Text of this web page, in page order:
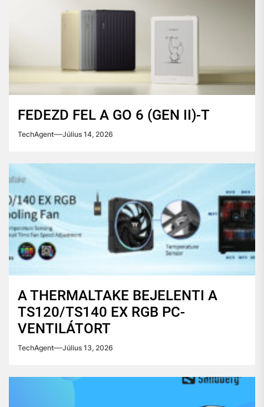
FEDEZD FEL A GO 6 (GEN II)-T
TechAgent Július 14, 2026
A THERMALTAKE BEJELENTI A
TS120/TS140 EX RGB PC-
VENTILÁTORT
TechAgent Július 13, 2026